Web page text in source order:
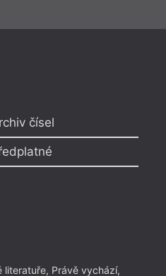
čísel
literatuře, Právě vychází,